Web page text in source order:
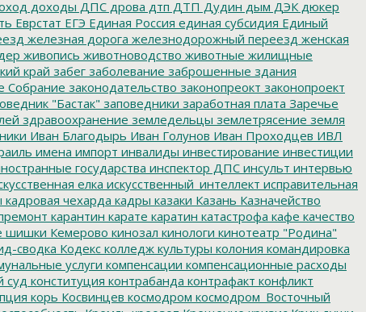
доходы ДПС дрова дтп ДТП Дудин дым ДЭК дюкер
Еврстат ЕГЭ Единая Россия единая субсидия Единый
железная дорога железнодорожный переезд женская
живопись животноводство животные жилищные
край забег заболевание заброшенные здания
Собрание законодательство законопреокт законопроект
"Бастак" заповедники заработная плата Заречье
здравоохранение земледельцы землетрясение земля
Иван Благодырь Иван Голунов Иван Проходцев ИВЛ
имена импорт инвалиды инвестирование инвестиции
государства инспектор ДПС инсульт интервью
елка искусственный_интеллект исправительная
кадровая чехарда кадры казаки Казань Казначейство
карантин карате каратин катастрофа кафе качество
шишки Кемерово кинозал кинологи кинотеатр "Родина"
сводка Кодекс колледж культуры колония командировка
услуги компенсации компенсационные расходы
суд конституция контрабанда контрафакт конфликт
корь Косвинцев космодром космодром_Восточный